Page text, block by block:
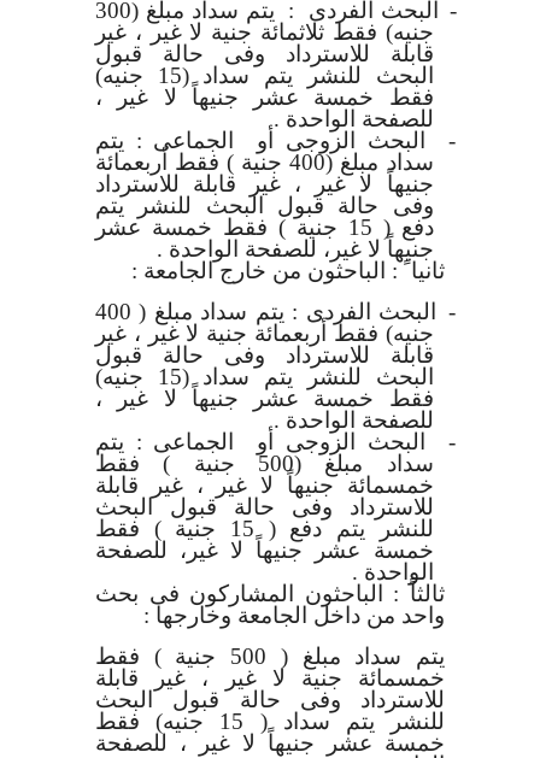
-
البحث الفردى :
يتم سداد مبلغ (300
جنيه) فقط ثلاثمائة جنية لا غير ، غير
قابلة للاسترداد وفى حالة قبول
البحث للنشر يتم سداد (15 جنيه)
فقط خمسة عشر جنيهاً لا غير ،
للصفحة الواحدة .
-
البحث الزوجى أو الجماعى : يتم
سداد مبلغ (400 جنية ) فقط أربعمائة
جنيهاً لا غير ، غير قابلة للاسترداد
وفى حالة قبول البحث للنشر يتم
دفع ( 15 جنية ) فقط خمسة عشر
جنيهاً لا غير، للصفحة الواحدة .
ثانيا ً : الباحثون من خارج الجامعة :
-
البحث الفردى :
يتم سداد مبلغ ( 400
جنيه) فقط أربعمائة جنية لا غير ، غير
قابلة للاسترداد وفى حالة قبول
البحث للنشر يتم سداد (15 جنيه)
فقط خمسة عشر جنيهاً لا غير ،
للصفحة الواحدة .
-
البحث الزوجى أو الجماعى : يتم
سداد مبلغ (500 جنية ) فقط
خمسمائة جنيهاً لا غير ، غير قابلة
للاسترداد وفى حالة قبول البحث
للنشر يتم دفع ( 15 جنية ) فقط
خمسة عشر جنيهاً لا غير، للصفحة
الواحدة .
ثالثاً : الباحثون المشاركون فى بحث
واحد من داخل الجامعة وخارجها :
يتم سداد مبلغ ( 500 جنية ) فقط
خمسمائة جنية لا غير ، غير قابلة
للاسترداد وفى حالة قبول البحث
للنشر يتم سداد ( 15 جنيه) فقط
خمسة عشر جنيهاً لا غير ، للصفحة